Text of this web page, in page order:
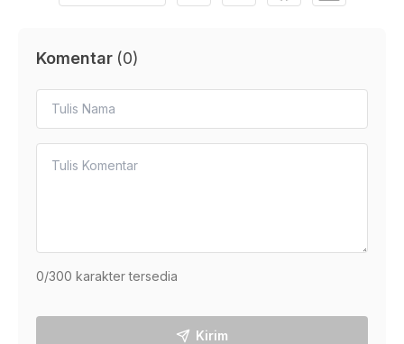
Komentar (0)
0/300 karakter tersedia
Kirim